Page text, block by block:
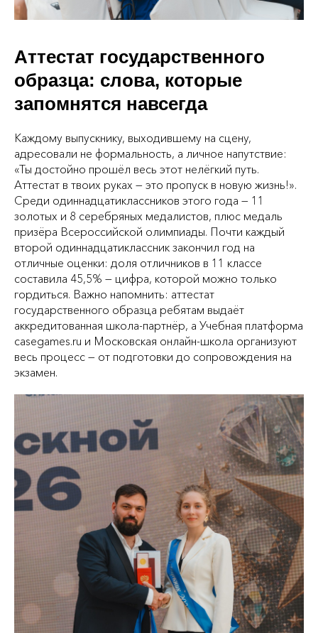
Аттестат государственного
образца: слова, которые
запомнятся навсегда
Каждому выпускнику, выходившему на сцену,
адресовали не формальность, а личное напутствие:
«Ты достойно прошёл весь этот нелёгкий путь.
Аттестат в твоих руках — это пропуск в новую жизнь!».
Среди одиннадцатиклассников этого года — 11
золотых и 8 серебряных медалистов, плюс медаль
призёра Всероссийской олимпиады. Почти каждый
второй одиннадцатиклассник закончил год на
отличные оценки: доля отличников в 11 классе
составила 45,5% — цифра, которой можно только
гордиться. Важно напомнить: аттестат
государственного образца ребятам выдаёт
аккредитованная школа‑партнёр, а Учебная платформа
casegames.ru и Московская онлайн-школа организуют
весь процесс — от подготовки до сопровождения на
экзамен.